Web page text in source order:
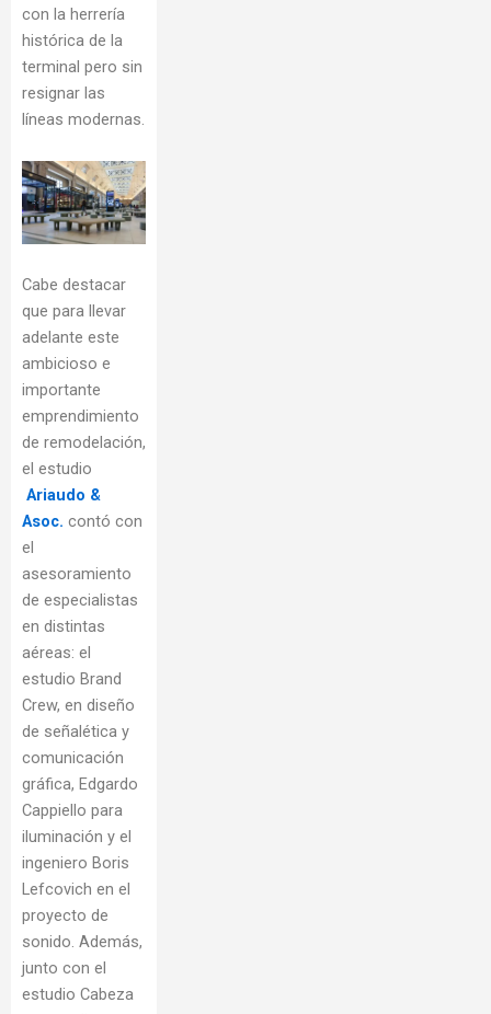
con la herrería
histórica de la
terminal pero sin
resignar las
líneas modernas.
Cabe destacar
que para llevar
adelante este
ambicioso e
importante
emprendimiento
de remodelación,
el estudio
Ariaudo &
Asoc. contó con
el
asesoramiento
de especialistas
en distintas
aéreas: el
estudio Brand
Crew, en diseño
de señalética y
comunicación
gráfica, Edgardo
Cappiello para
iluminación y el
ingeniero Boris
Lefcovich en el
proyecto de
sonido. Además,
junto con el
estudio Cabeza